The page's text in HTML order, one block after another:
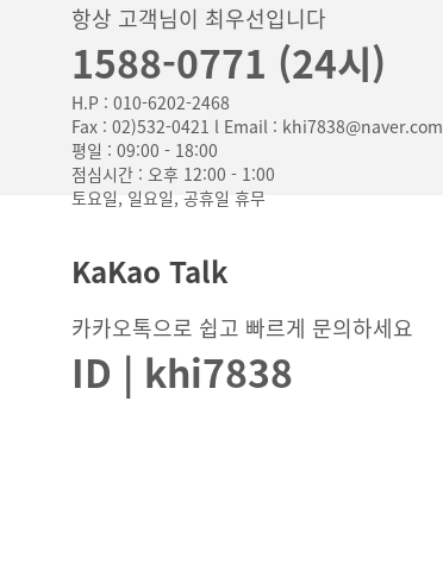
항상 고객님이 최우선입니다
1588-0771 (24시)
H.P : 010-6202-2468
Fax : 02)532-0421 l Email : khi7838@naver.com
평일 : 09:00 - 18:00
점심시간 : 오후 12:00 - 1:00
토요일, 일요일, 공휴일 휴무
KaKao Talk
카카오톡으로 쉽고 빠르게 문의하세요
ID | khi7838